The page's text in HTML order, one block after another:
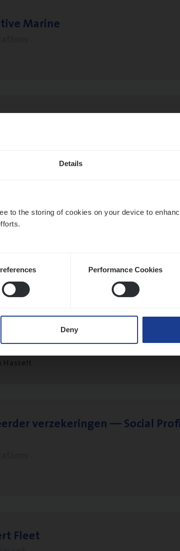
Details
to the storing of cookies on your device to
Performance Cookies
Deny
Marine
Gewaar­borgd Inkomen
Onder­ne­min­gen Van­b­re­da
Pro­per­ty verzekeringen
Hasselt
ver­ze­ke­rin­gen — Soci­al
Fleet